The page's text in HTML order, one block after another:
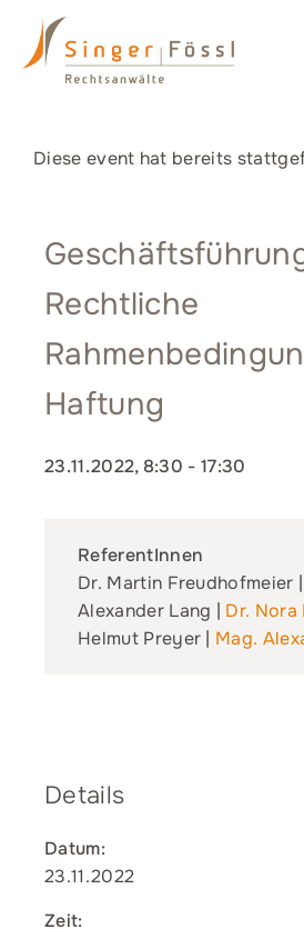
Diese event hat bereits
Rechtliche
Haftung
23.11.2022, 8:30 -17:30
ReferentInnen
Dr. Martin Freudhofmeier
Alexander Lang | Dr.
Helmut Preyer | Mag.
Details
Datum:
23.11.2022
Zeit: